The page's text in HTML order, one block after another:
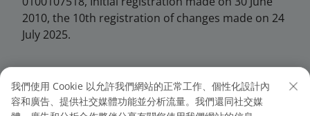
2010, the 10th registration of changes made on 24
July 2025.
越南航空台北分公司
我們使用 Cookie 以允許我們網站的正常工作、個性化設計內
容和廣告、提供社交媒體功能並分析流量。我們還同社交媒